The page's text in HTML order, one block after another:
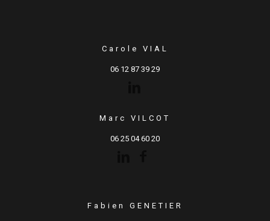
Carole VIAL
06 12 87 39 29
Marc VILCOT
06 25 04 60 20
Fabien GENETIER